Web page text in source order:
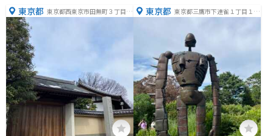
東京都 東京都西東京市田無町３丁目８
東京都 東京都三鷹市下連雀１丁目１